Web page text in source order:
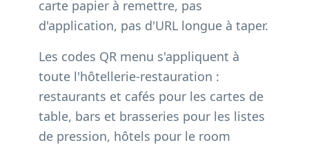
carte papier à remettre, pas
d'application, pas d'URL longue à taper.
Les codes QR menu s'appliquent à
toute l'hôtellerie-restauration :
restaurants et cafés pour les cartes de
table, bars et brasseries pour les listes
de pression, hôtels pour le room